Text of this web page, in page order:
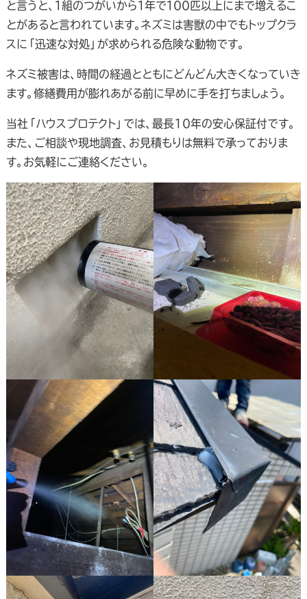
と言うと、１組のつがいから１年で１００匹以上にまで増えるこ
とがあると言われています。ネズミは害獣の中でもトップクラ
スに「迅速な対処」が求められる危険な動物です。
ネズミ被害は、時間の経過とともにどんどん大きくなっていき
ます。修繕費用が膨れあがる前に早めに手を打ちましょう。
当社「ハウスプロテクト」では、最長10年の安心保証付です。
また、ご相談や現地調査、お見積もりは無料で承っておりま
す。お気軽にご連絡ください。